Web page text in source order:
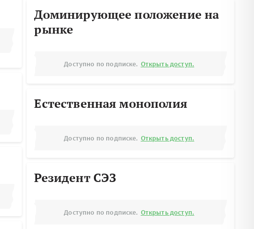
Доминирующее положение на
рынке
Доступно по подписке. Открыть доступ.
Естественная монополия
Доступно по подписке. Открыть доступ.
Резидент СЭЗ
Доступно по подписке. Открыть доступ.